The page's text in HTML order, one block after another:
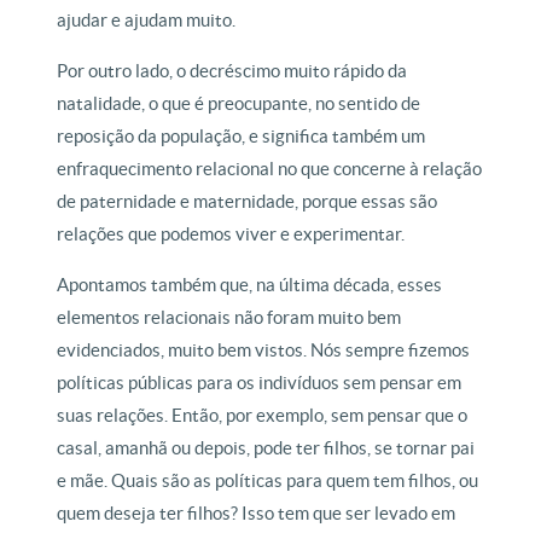
ajudar e ajudam muito.
Por outro lado, o decréscimo muito rápido da
natalidade, o que é preocupante, no sentido de
reposição da população, e significa também um
enfraquecimento relacional no que concerne à relação
de paternidade e maternidade, porque essas são
relações que podemos viver e experimentar.
Apontamos também que, na última década, esses
elementos relacionais não foram muito bem
evidenciados, muito bem vistos. Nós sempre fizemos
políticas públicas para os indivíduos sem pensar em
suas relações. Então, por exemplo, sem pensar que o
casal, amanhã ou depois, pode ter filhos, se tornar pai
e mãe. Quais são as políticas para quem tem filhos, ou
quem deseja ter filhos? Isso tem que ser levado em